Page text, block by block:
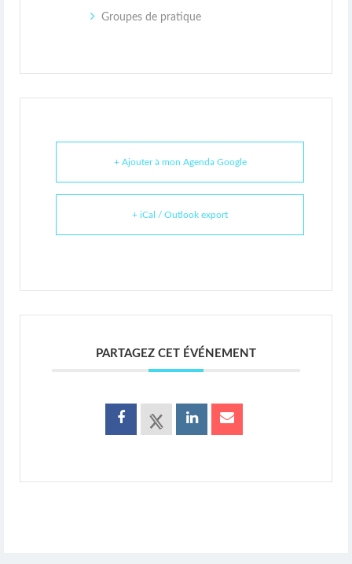
Groupes de pratique
+ Ajouter à mon Agenda Google
+ iCal / Outlook export
PARTAGEZ CET ÉVÉNEMENT